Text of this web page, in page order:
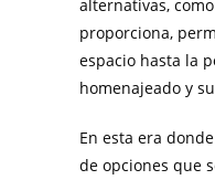
alternativas,
proporciona,
espacio hasta la
homenajeado y
En esta era
de opciones que